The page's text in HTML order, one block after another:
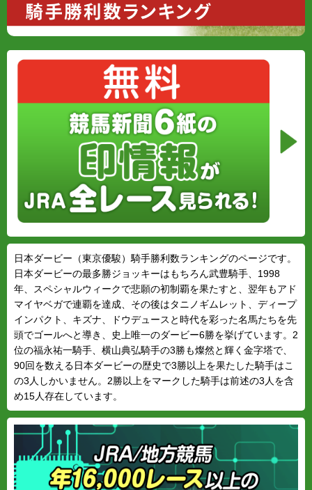
日本ダービー（東京優駿）騎手勝利数ランキングのページです。
日本ダービーの最多勝ジョッキーはもちろん武豊騎手、1998
年、スペシャルウィークで悲願の初制覇を果たすと、翌年もアド
マイヤベガで連覇を達成、その後はタニノギムレット、ディープ
インパクト、キズナ、ドウデュースと時代を彩った名馬たちを先
頭でゴールへと導き、史上唯一のダービー6勝を挙げています。2
位の福永祐一騎手、横山典弘騎手の3勝も燦然と輝く金字塔で、
90回を数える日本ダービーの歴史で3勝以上を果たした騎手はこ
の3人しかいません。2勝以上をマークした騎手は前述の3人を含
め15人存在しています。